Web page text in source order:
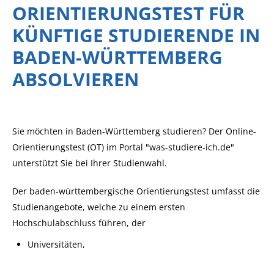
ORIENTIERUNGSTEST FÜR
KÜNFTIGE STUDIERENDE IN
BADEN-WÜRTTEMBERG
ABSOLVIEREN
Sie möchten in Baden-Württemberg studieren? Der Online-
Orientierungstest (OT) im Portal "was-studiere-ich.de"
unterstützt Sie bei Ihrer Studienwahl.
Der baden-württembergische Orientierungstest umfasst die
Studienangebote, welche zu einem ersten
Hochschulabschluss führen, der
Universitäten,